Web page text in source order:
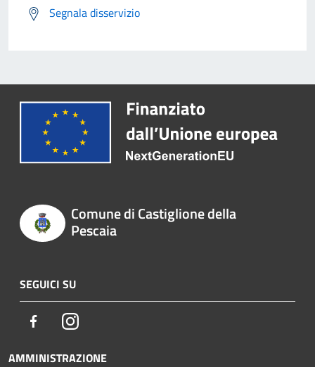
Segnala disservizio
Comune di Castiglione della
Pescaia
SEGUICI SU
FacebookInstagram
AMMINISTRAZIONE